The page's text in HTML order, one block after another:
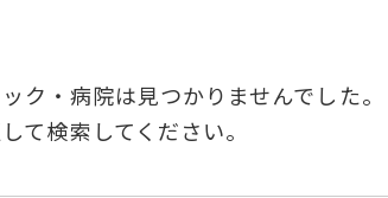
ク・病院は見つかりませんでした。
て検索してください。